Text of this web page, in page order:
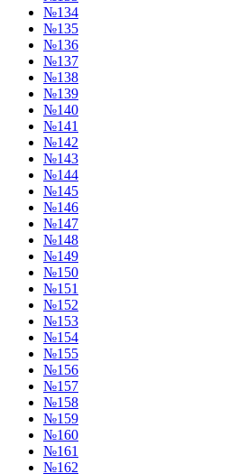
№134
№135
№136
№137
№138
№139
№140
№141
№142
№143
№144
№145
№146
№147
№148
№149
№150
№151
№152
№153
№154
№155
№156
№157
№158
№159
№160
№161
№162